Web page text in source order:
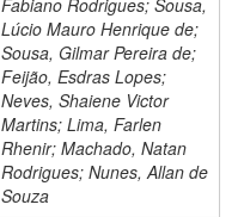
Lúcio Mauro Henrique de;
Sousa, Gilmar Pereira de;
Feijão, Esdras Lopes;
Neves, Shaiene Victor
Martins; Lima, Farlen
Rhenir; Machado, Natan
Rodrigues; Nunes, Allan de
Souza